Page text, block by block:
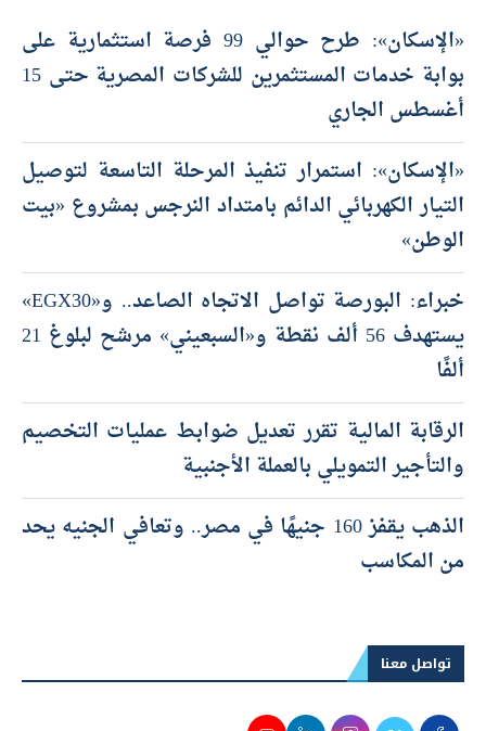
أحدث المقالات
«الإسكان»: طرح حوالي 99 فرصة استثمارية على
أغسطس الجاري
«الإسكان»: استمرار تنفيذ المرحلة التاسعة لتوصيل
التيار الكهربائي الدائم بامتداد النرجس بمشروع «بيت
الوطن»
خبراء: البورصة تواصل الاتجاه الصاعد.. و«EGX30»
ألفًا
الرقابة المالية تقرر تعديل ضوابط عمليات التخصيم
والتأجير التمويلي بالعملة الأجنبية
تواصل معنا